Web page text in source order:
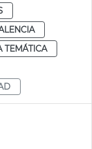
TEMÁTICA